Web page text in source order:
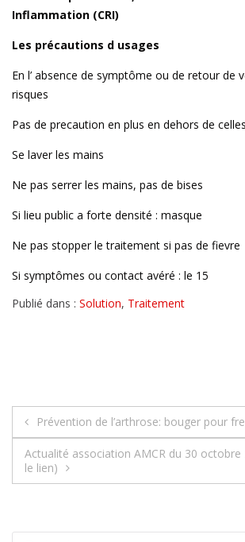
Inflammation (CRI)
Les précautions d usages
En l’ absence de symptôme ou de retour de
risques
Pas de precaution en plus en dehors de
Se laver les mains
Ne pas serrer les mains, pas de bises
Si lieu public a forte densité : masque
Ne pas stopper le traitement si pas de fievre
Si symptômes ou contact avéré : le 15
Publié dans : Solution, Traitement
Navigation
de
l’article
Prévention de l’arthrose: bouger pour
Actualité association AMCR du 30 octobre
le lien)